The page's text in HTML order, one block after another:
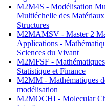
M2M4S - Modélisation
Multiéchelle des Matériaux
Structures
M2MAMSV - Master 2
Applications -
Sciences du Vivant
M2MFSF -
Statistique et Finance
M2MM - Mathématiques
modélisation
M2MOCHI - Molecular